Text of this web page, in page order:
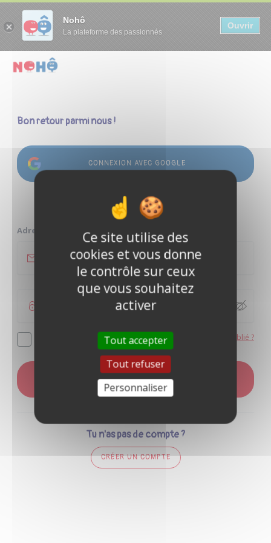
Nohô
La plateforme des passionnés
Ouvrir
Bon retour parmi nous !
CONNEXION AVEC GOOGLE
ou
Adresse e-mail
Se souvenir de moi Mot de passe oublié ?
CONNEXION
Tu n'as pas de compte ?
CRÉER UN COMPTE
Panneau de gestion des cookies
Ce site utilise des
cookies et vous donne
le contrôle sur ceux
que vous souhaitez
activer
Tout accepter
Tout refuser
Personnaliser